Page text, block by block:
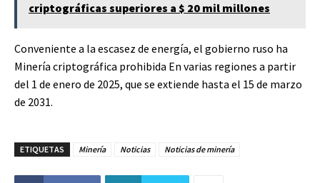
criptográficas superiores a $ 20 mil millones
Conveniente a la escasez de energía, el gobierno ruso ha
Minería criptográfica prohibida En varias regiones a partir
del 1 de enero de 2025, que se extiende hasta el 15 de marzo
de 2031.
ETIQUETAS Minería Noticias Noticias de minería